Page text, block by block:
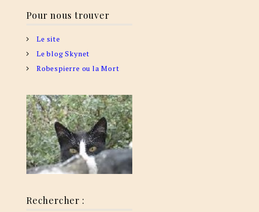
Pour nous trouver
Le site
Le blog Skynet
Robespierre ou la Mort
Rechercher :